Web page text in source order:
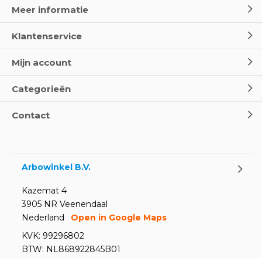
Meer informatie
Klantenservice
Mijn account
Categorieën
Contact
Arbowinkel B.V.
Kazemat 4
3905 NR Veenendaal
Nederland
Open in Google Maps
KVK: 99296802
BTW: NL868922845B01